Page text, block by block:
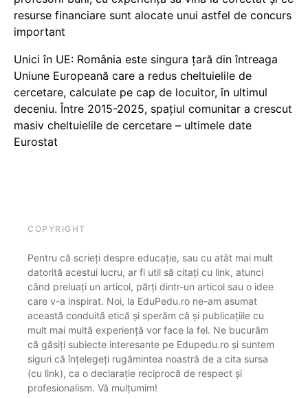
resurse financiare sunt alocate unui astfel de concurs
important
Unici în UE: România este singura țară din întreaga
Uniune Europeană care a redus cheltuielile de
cercetare, calculate pe cap de locuitor, în ultimul
deceniu. Între 2015-2025, spațiul comunitar a crescut
masiv cheltuielile de cercetare – ultimele date
Eurostat
COPYRIGHT
Pentru că scrieți despre educație, sau cu atât mai mult
datorită acestui lucru, ar fi util să citați cu link, atunci
când preluați un articol, părți dintr-un articol sau o idee
care v-a inspirat. Noi, la EduPedu.ro ne-am asumat
această conduită etică și sperăm că și publicațiile cu
mult mai multă experiență vor face la fel. Ne bucurăm
că găsiți subiecte interesante pe Edupedu.ro și suntem
siguri că înțelegeți rugămintea noastră de a cita sursa
(cu link), ca o declarație reciprocă de respect și
profesionalism. Vă mulțumim!